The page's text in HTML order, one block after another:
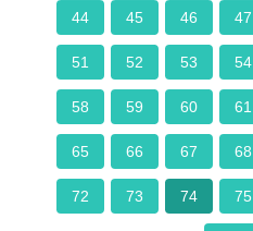
44 45 46 47
51 52 53 54
58 59 60 61
65 66 67 68
72 73 74 75